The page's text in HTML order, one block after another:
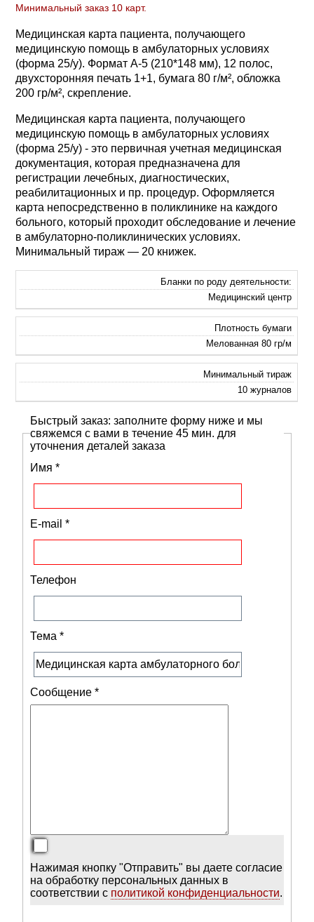
Минимальный заказ 10 карт.
Медицинская карта пациента, получающего
медицинскую помощь в амбулаторных условиях
(форма 25/у). Формат А-5 (210*148 мм), 12 полос,
двухсторонняя печать 1+1, бумага 80 г/м², обложка
200 гр/м², скрепление.
Медицинская карта пациента, получающего
медицинскую помощь в амбулаторных условиях
(форма 25/у) - это первичная учетная медицинская
документация, которая предназначена для
регистрации лечебных, диагностических,
реабилитационных и пр. процедур. Оформляется
карта непосредственно в поликлинике на каждого
больного, который проходит обследование и лечение
в амбулаторно-поликлинических условиях.
Минимальный тираж — 20 книжек.
Бланки по роду деятельности:
Медицинский центр
Плотность бумаги
Мелованная 80 гр/м
Минимальный тираж
10 журналов
Быстрый заказ: заполните форму ниже и мы
свяжемся с вами в течение 45 мин. для
уточнения деталей заказа
Имя *
E-mail *
Телефон
Тема *
Сообщение *
Нажимая кнопку "Отправить" вы даете согласие
на обработку персональных данных в
соответствии с политикой конфиденциальности.